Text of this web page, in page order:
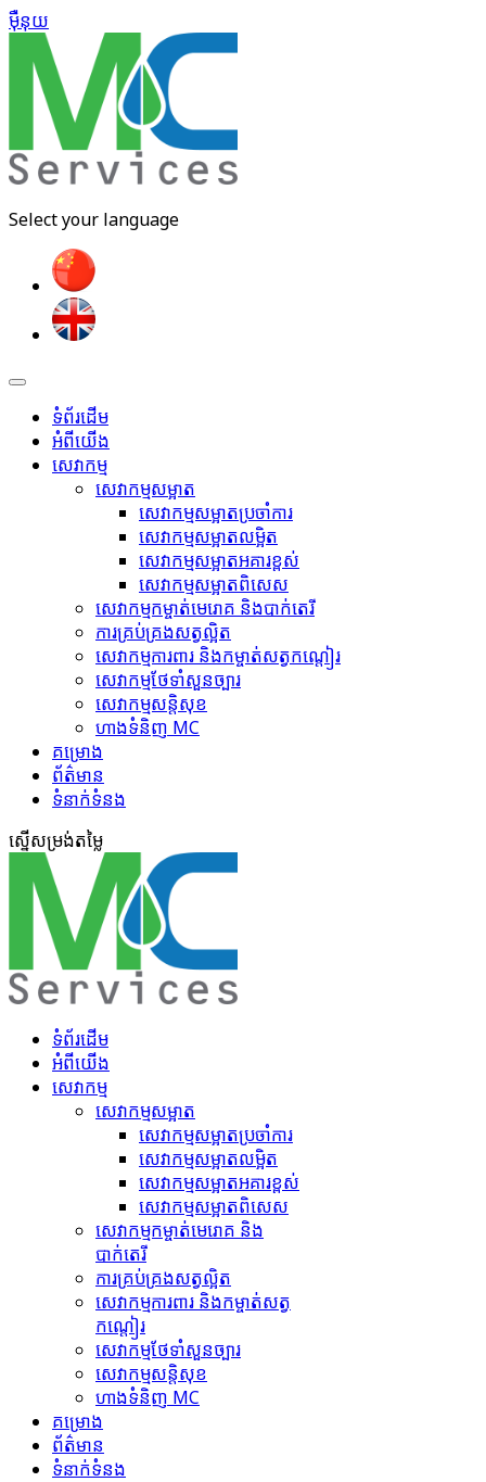
ម៉ឺនុយ​
Select your language
ទំព័រដើម
អំពីយើង
សេវាកម្ម
សេវាកម្មសម្អាត
សេវាកម្ម​សម្អាតប្រចាំការ
សេវាកម្ម​សម្អាត​លម្អិត
សេវាកម្ម​សម្អាត​អគារខ្ពស់
សេវាកម្ម​សម្អាត​ពិសេស
សេវាកម្ម​កម្ចាត់​មេរោគ និងបាក់តេរី
ការគ្រប់គ្រង​សត្វល្អិត​
សេវាកម្ម​ការពារ និងកម្ចាត់​សត្វកណ្តៀរ
សេវាកម្ម​ថែទាំ​សួនច្បារ
សេវាកម្ម​សន្តិសុខ
ហាង​ទំនិញ MC
គ​ម្រោ​ង
ព័ត៌មាន
ទំនាក់ទំនង
ស្នើ​សម្រង់​តម្លៃ
ទំព័រដើម
អំពីយើង
សេវាកម្ម
សេវាកម្មសម្អាត
សេវាកម្ម​សម្អាតប្រចាំការ
សេវាកម្ម​សម្អាត​លម្អិត
សេវាកម្ម​សម្អាត​អគារខ្ពស់
សេវាកម្ម​សម្អាត​ពិសេស
សេវាកម្ម​កម្ចាត់​មេរោគ និង
បាក់តេរី
ការគ្រប់គ្រង​សត្វល្អិត​
សេវាកម្ម​ការពារ និងកម្ចាត់​សត្វ
កណ្តៀរ
សេវាកម្ម​ថែទាំ​សួនច្បារ
សេវាកម្ម​សន្តិសុខ
ហាង​ទំនិញ MC
គ​ម្រោ​ង
ព័ត៌មាន
ទំនាក់ទំនង